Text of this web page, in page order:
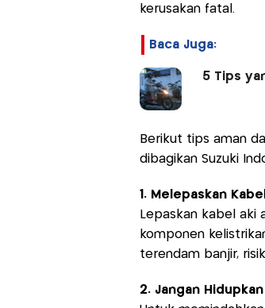
kerusakan fatal.
Baca Juga:
5 Tips
Berikut tips aman
dibagikan Suzuki
1. Melepaskan
Lepaskan kabel aki
komponen
terendam banjir,
2. Jangan